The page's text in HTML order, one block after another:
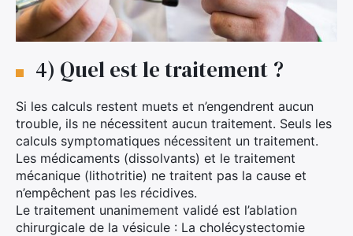
4) Quel est le traitement ?
Si les calculs restent muets et n’engendrent aucun
trouble, ils ne nécessitent aucun traitement. Seuls les
calculs symptomatiques nécessitent un traitement.
Les médicaments (dissolvants) et le traitement
mécanique (lithotritie) ne traitent pas la cause et
n’empêchent pas les récidives.
Le traitement unanimement validé est l’ablation
chirurgicale de la vésicule : La cholécystectomie